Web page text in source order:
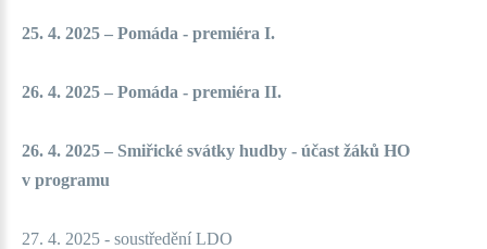
25. 4. 2025 – Pomáda - premiéra I.
26. 4. 2025 – Pomáda - premiéra II.
26. 4. 2025 – Smiřické svátky hudby - účast žáků HO
v programu
27. 4. 2025 - soustředění LDO